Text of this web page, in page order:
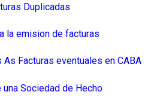
Duplicadas
la emision de facturas
Facturas eventuales en CABA
una Sociedad de Hecho